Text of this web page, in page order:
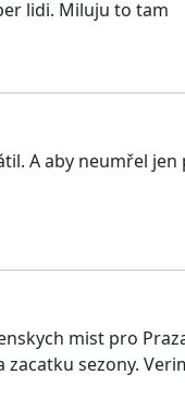
lidi. Miluju to tam
A aby neumřel
mist pro
sezony.